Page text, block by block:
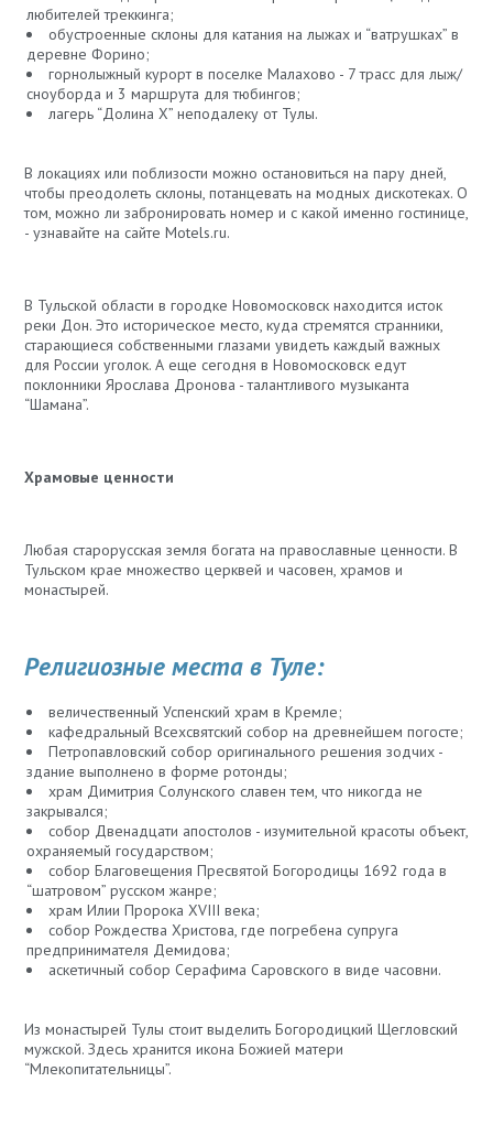
любителей треккинга;
обустроенные склоны для катания на лыжах и “ватрушках” в
деревне Форино;
горнолыжный курорт в поселке Малахово - 7 трасс для лыж/
сноуборда и 3 маршрута для тюбингов;
лагерь “Долина X” неподалеку от Тулы.
В локациях или поблизости можно остановиться на пару дней,
чтобы преодолеть склоны, потанцевать на модных дискотеках. О
том, можно ли забронировать номер и с какой именно гостинице,
- узнавайте на сайте Motels.ru.
В Тульской области в городке Новомосковск находится исток
реки Дон. Это историческое место, куда стремятся странники,
старающиеся собственными глазами увидеть каждый важных
для России уголок. А еще сегодня в Новомосковск едут
поклонники Ярослава Дронова - талантливого музыканта
“Шамана”.
Храмовые ценности
Любая старорусская земля богата на православные ценности. В
Тульском крае множество церквей и часовен, храмов и
монастырей.
Религиозные места в Туле:
величественный Успенский храм в Кремле;
кафедральный Всехсвятский собор на древнейшем погосте;
Петропавловский собор оригинального решения зодчих -
здание выполнено в форме ротонды;
храм Димитрия Солунского славен тем, что никогда не
закрывался;
собор Двенадцати апостолов - изумительной красоты объект,
охраняемый государством;
собор Благовещения Пресвятой Богородицы 1692 года в
“шатровом” русском жанре;
храм Илии Пророка XVIII века;
собор Рождества Христова, где погребена супруга
предпринимателя Демидова;
аскетичный собор Серафима Саровского в виде часовни.
Из монастырей Тулы стоит выделить Богородицкий Щегловский
мужской. Здесь хранится икона Божией матери
“Млекопитательницы”.